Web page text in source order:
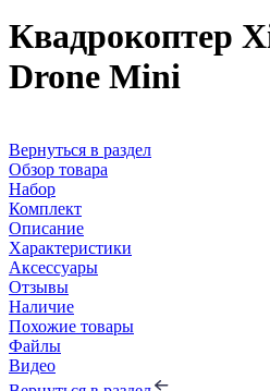
Квадрокоптер
Drone Mini
Вернуться в раздел
Обзор товара
Набор
Комплект
Описание
Характеристики
Аксессуары
Отзывы
Наличие
Похожие товары
Файлы
Видео